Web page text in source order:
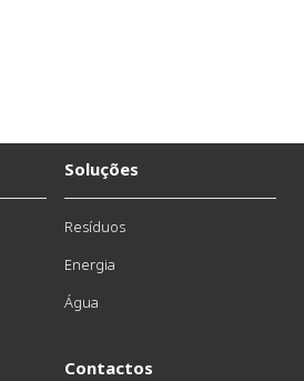
Soluções
Resíduos
Energia
Água
Contactos